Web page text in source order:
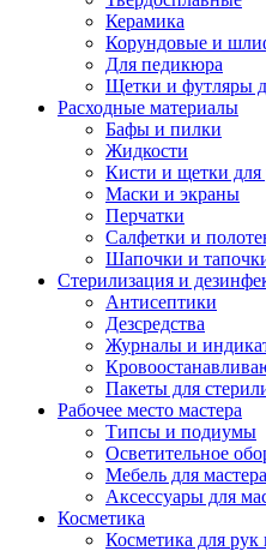
Керамика
Корундовые и
Для педикюра
Щетки и футляры
Расходные материалы
Бафы и пилки
Жидкости
Кисти и щетки для
Маски и экраны
Перчатки
Салфетки и
Шапочки и
Стерилизация и
Антисептики
Дезсредства
Журналы и
Пакеты для
Рабочее место мастера
Типсы и подиумы
Осветительное
Мебель для
Аксессуары для
Косметика
Косметика для рук